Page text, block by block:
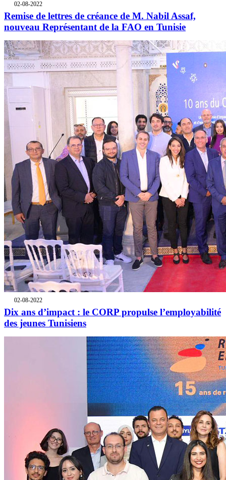
02-08-2022
Remise de lettres de créance de M. Nabil Assaf,
nouveau Représentant de la FAO en Tunisie
02-08-2022
Dix ans d’impact : le CORP propulse l’employabilité
des jeunes Tunisiens